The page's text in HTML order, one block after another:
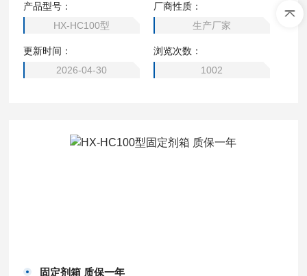
针对水样添加各类化学试剂。固定剂箱 厂家直销
产品型号：
HX-HC100型
厂商性质：
生产厂家
更新时间：
2026-04-30
浏览次数：
1002
固定剂箱 质保一年